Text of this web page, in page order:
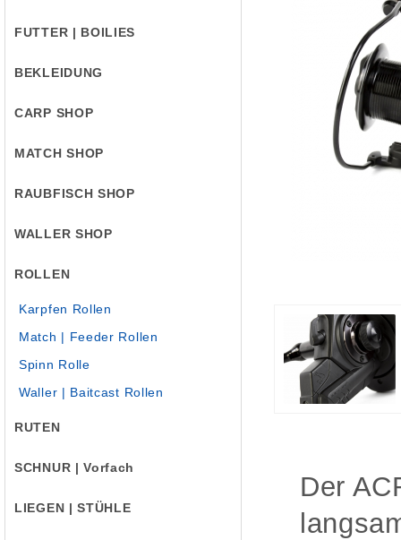
FUTTER | BOILIES
BEKLEIDUNG
CARP SHOP
MATCH SHOP
RAUBFISCH SHOP
WALLER SHOP
ROLLEN
Karpfen Rollen
Match | Feeder Rollen
Spinn Rolle
Waller | Baitcast Rollen
RUTEN
SCHNUR | Vorfach
LIEGEN | STÜHLE
Der